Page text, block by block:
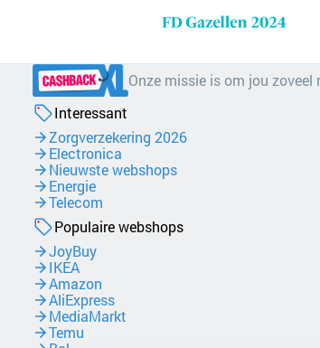
Onze missie is om jou
Interessant
Zorgverzekering 2026
Electronica
Nieuwste webshops
Energie
Telecom
Populaire webshops
JoyBuy
IKEA
Amazon
AliExpress
MediaMarkt
Temu